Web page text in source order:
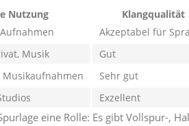
Nutzung
Klangqualität
Akzeptabel für
Musik
Gut
Sehr gut
Exzellent
eine Rolle: Es gibt Vollspur-,